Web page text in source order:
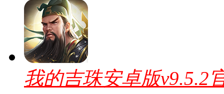
我的吉珠安卓版v9.5.2